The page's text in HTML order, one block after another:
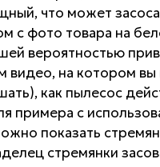
что может
с фото товара на
вероятностью
видео, на котором
как пылесос
примера с
показать
стремянки